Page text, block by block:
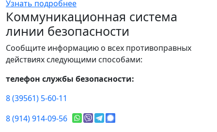
Узнать подробнее
Коммуникационная система
линии безопасности
Сообщите информацию о всех противоправных
действиях следующими способами:
телефон службы безопасности:
8 (39561) 5-60-11
8 (914) 914-09-56